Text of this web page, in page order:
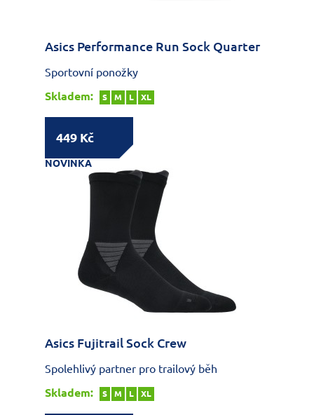
Asics Performance Run Sock Quarter
Sportovní ponožky
Skladem:
S M L XL
449 Kč
NOVINKA
Asics Fujitrail Sock Crew
Spolehlivý partner pro trailový běh
Skladem:
S M L XL